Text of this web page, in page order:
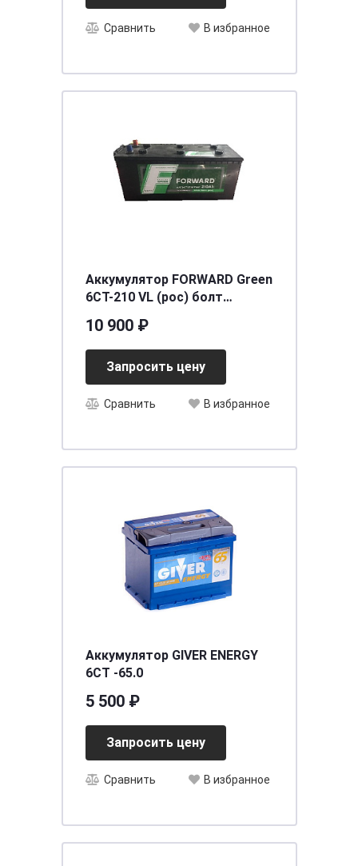
Сравнить В избранное
Аккумулятор FORWARD Green
6СТ-210 VL (рос) болт
[B]
10 900 ₽
Запросить цену
Сравнить В избранное
Аккумулятор GIVER ENERGY
6СТ -65.0
5 500 ₽
Запросить цену
Сравнить В избранное